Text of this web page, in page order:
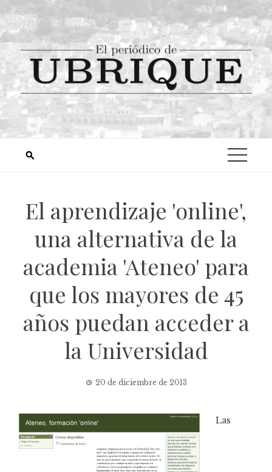
El aprendizaje 'online',
una alternativa de la
academia 'Ateneo' para
que los mayores de 45
años puedan acceder a
la Universidad
20 de diciembre de 2013
Las